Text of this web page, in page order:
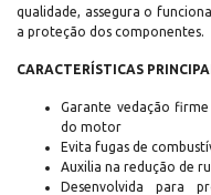
qualidade, assegura o
a proteção dos componentes.
CARACTERÍSTICAS
Garante vedação
do motor
Evita fugas de
Auxilia na redução de
Desenvolvida para